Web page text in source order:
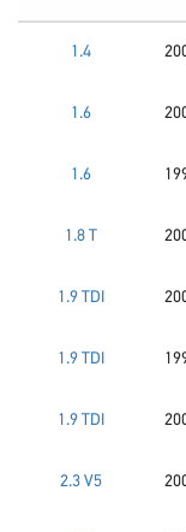
1.4
1.6
1.6
1.8 T
1.9 TDI
1.9 TDI
1.9 TDI
2.3 V5